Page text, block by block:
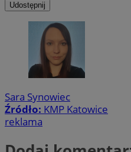
Udostępnij
Sara Synowiec
Źródło: KMP Katowice
reklama